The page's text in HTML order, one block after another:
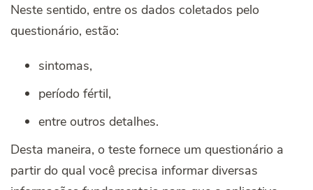
Neste sentido, entre os dados coletados pelo
questionário, estão:
sintomas,
período fértil,
entre outros detalhes.
Desta maneira, o teste fornece um questionário a
partir do qual você precisa informar diversas